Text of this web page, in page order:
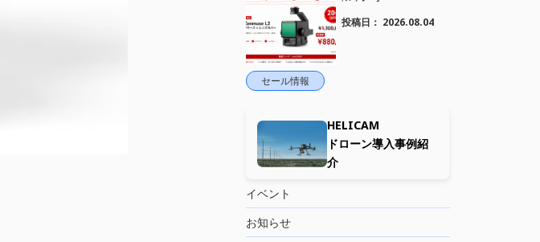
セール情報
た。｜HELICAM STORE
投稿日： 2026.08.04
HELICAM
ドローン導入事例紹
介
イベント
お知らせ